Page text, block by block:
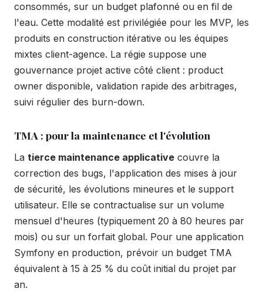
consommés, sur un budget plafonné ou en fil de
l'eau. Cette modalité est privilégiée pour les MVP, les
produits en construction itérative ou les équipes
mixtes client-agence. La régie suppose une
gouvernance projet active côté client : product
owner disponible, validation rapide des arbitrages,
suivi régulier des burn-down.
TMA : pour la maintenance et l'évolution
La tierce maintenance applicative couvre la
correction des bugs, l'application des mises à jour
de sécurité, les évolutions mineures et le support
utilisateur. Elle se contractualise sur un volume
mensuel d'heures (typiquement 20 à 80 heures par
mois) ou sur un forfait global. Pour une application
Symfony en production, prévoir un budget TMA
équivalent à 15 à 25 % du coût initial du projet par
an.